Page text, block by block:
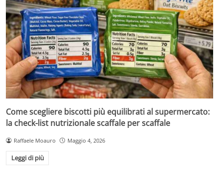
Come scegliere biscotti più equilibrati al supermercato:
la check-list nutrizionale scaffale per scaffale
Raffaele Moauro Maggio 4, 2026
Leggi di più